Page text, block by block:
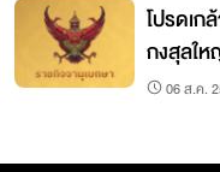
โปรดเก
กงสุลใ
06 ส.ค.